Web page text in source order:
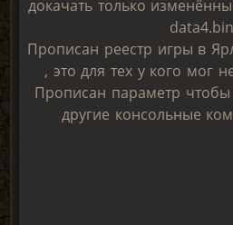
докачать только
Прописан реестр игры в
, это для тех у кого мог
Прописан параметр
другие консольные